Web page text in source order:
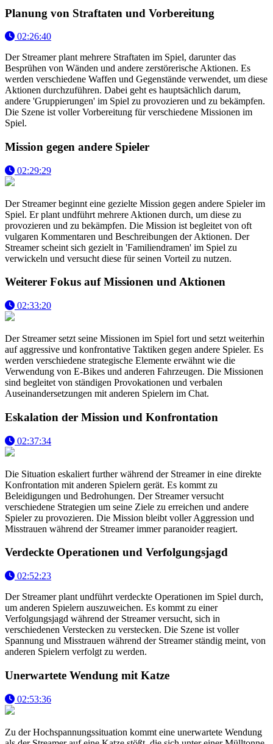
Planung von Straftaten und Vorbereitung
02:26:40
Der Streamer plant mehrere Straftaten im Spiel, darunter das
Besprühen von Wänden und andere zerstörerische Aktionen. Es
werden verschiedene Waffen und Gegenstände verwendet, um diese
Aktionen durchzuführen. Dabei geht es hauptsächlich darum,
andere 'Gruppierungen' im Spiel zu provozieren und zu bekämpfen.
Die Szene ist voller Vorbereitung für verschiedene Missionen im
Spiel.
Mission gegen andere Spieler
02:29:29
Der Streamer beginnt eine gezielte Mission gegen andere Spieler im
Spiel. Er plant undführt mehrere Aktionen durch, um diese zu
provozieren und zu bekämpfen. Die Mission ist begleitet von oft
vulgaren Kommentaren und Beschreibungen der Aktionen. Der
Streamer scheint sich gezielt in 'Familiendramen' im Spiel zu
verwickeln und versucht diese für seinen Vorteil zu nutzen.
Weiterer Fokus auf Missionen und Aktionen
02:33:20
Der Streamer setzt seine Missionen im Spiel fort und setzt weiterhin
auf aggressive und konfrontative Taktiken gegen andere Spieler. Es
werden verschiedene strategische Elemente erwähnt wie die
Verwendung von E-Bikes und anderen Fahrzeugen. Die Missionen
sind begleitet von ständigen Provokationen und verbalen
Auseinandersetzungen mit anderen Spielern im Chat.
Eskalation der Mission und Konfrontation
02:37:34
Die Situation eskaliert further während der Streamer in eine direkte
Konfrontation mit anderen Spielern gerät. Es kommt zu
Beleidigungen und Bedrohungen. Der Streamer versucht
verschiedene Strategien um seine Ziele zu erreichen und andere
Spieler zu provozieren. Die Mission bleibt voller Aggression und
Misstrauen während der Streamer immer paranoider reagiert.
Verdeckte Operationen und Verfolgungsjagd
02:52:23
Der Streamer plant undführt verdeckte Operationen im Spiel durch,
um anderen Spielern auszuweichen. Es kommt zu einer
Verfolgungsjagd während der Streamer versucht, sich in
verschiedenen Verstecken zu verstecken. Die Szene ist voller
Spannung und Misstrauen während der Streamer ständig meint, von
anderen Spielern verfolgt zu werden.
Unerwartete Wendung mit Katze
02:53:36
Zu der Hochspannungssituation kommt eine unerwartete Wendung